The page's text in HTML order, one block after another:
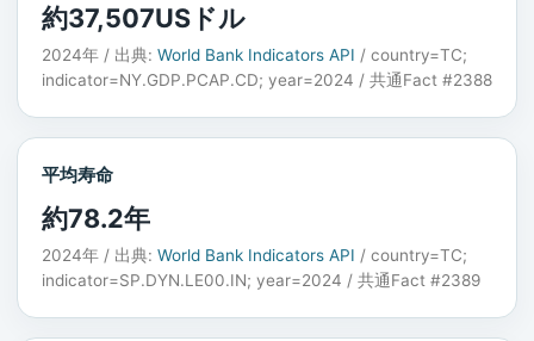
約37,507USドル
2024年 / 出典: World Bank Indicators API / country=TC;
indicator=NY.GDP.PCAP.CD; year=2024 / 共通Fact #2388
平均寿命
約78.2年
2024年 / 出典: World Bank Indicators API / country=TC;
indicator=SP.DYN.LE00.IN; year=2024 / 共通Fact #2389